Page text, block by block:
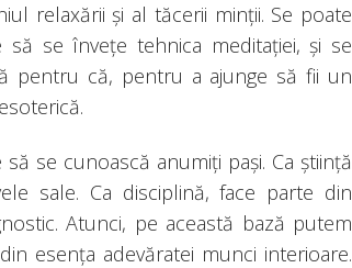
relaxării și al tăcerii minții. Se poate
se învețe tehnica meditației, și se
pentru că, pentru a ajunge să fii un
se cunoască anumiți pași. Ca știință
sale. Ca disciplină, face parte din
Atunci, pe această bază putem
esența adevăratei munci interioare.